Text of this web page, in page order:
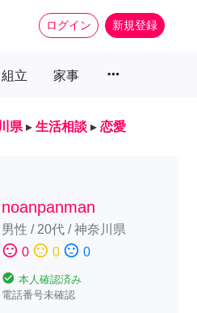
ログイン 新規登録
立 家事 more_horiz
県 ▸ 生活相談 ▸ 恋愛
noanpanman
男性 / 20代/神奈川県
sentiment_satisfied 0 sentiment_neutral 0 sentiment_dissatisfied 0
check_circle 本人確認済み
電話番号未確認